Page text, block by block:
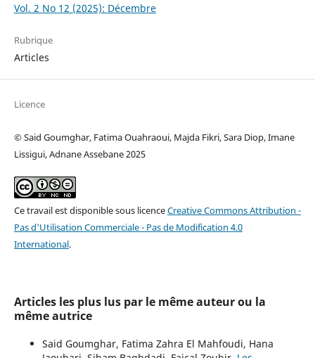
Vol. 2 No 12 (2025): Décembre
Rubrique
Articles
Licence
© Said Goumghar, Fatima Ouahraoui, Majda Fikri, Sara Diop, Imane
Lissigui, Adnane Assebane 2025
Ce travail est disponible sous licenceCreative Commons Attribution -
Pas d'Utilisation Commerciale - Pas de Modification 4.0
International.
Articles les plus lus par le même auteur ou la
même autrice
Said Goumghar, Fatima Zahra El Mahfoudi, Hana